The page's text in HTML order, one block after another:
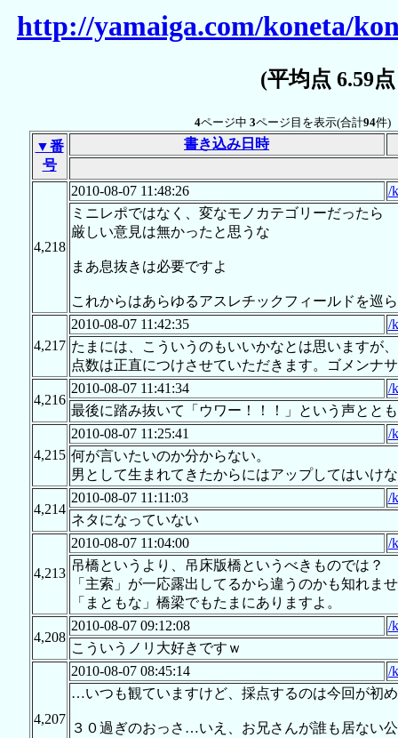
http://yamaiga.com/koneta/
(平均点 6.59
4ページ中 3ページ目を表示(合計94件)
▼番
号
書き込み日時
4,218
2010-08-07 11:48:26
/
ミニレポではなく、変なモノカテゴリーだったら
厳しい意見は無かったと思うな
まあ息抜きは必要ですよ
これからはあらゆるアスレチックフィールドを巡
4,217
2010-08-07 11:42:35
/
たまには、こういうのもいいかなとは思いますが、
点数は正直につけさせていただきます。ゴメンナ
4,216
2010-08-07 11:41:34
/
最後に踏み抜いて「ウワー！！！」という声とと
4,215
2010-08-07 11:25:41
/
何が言いたいのか分からない。
男として生まれてきたからにはアップしてはいけ
4,214
2010-08-07 11:11:03
/
ネタになっていない
4,213
2010-08-07 11:04:00
/
吊橋というより、吊床版橋というべきものでは？
「主索」が一応露出してるから違うのかも知れま
「まともな」橋梁でもたまにありますよ。
4,208
2010-08-07 09:12:08
/
こういうノリ大好きですｗ
4,207
2010-08-07 08:45:14
/
…いつも観ていますけど、採点するのは今回が初
３０過ぎのおっさ…いえ、お兄さんが誰も居ない